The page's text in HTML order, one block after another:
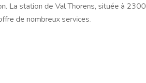
La station de Val Thorens, située à 2300
de nombreux services.